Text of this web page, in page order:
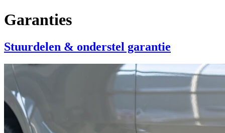
Garanties
Stuurdelen & onderstel garantie